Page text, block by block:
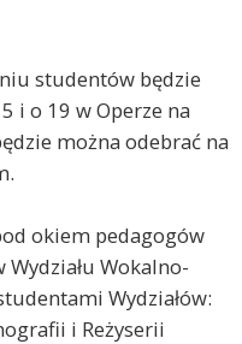
studentów będzie
i o 19 w Operze na
można odebrać na
okiem pedagogów
Wokalno-
Wydziałów:
i Reżyserii